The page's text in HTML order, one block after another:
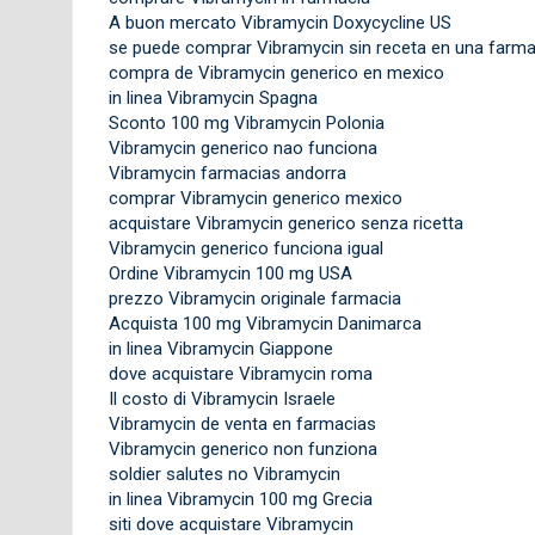
A buon mercato Vibramycin Doxycycline US
se puede comprar Vibramycin sin receta en una
compra de Vibramycin generico en mexico
in linea Vibramycin Spagna
Sconto 100 mg Vibramycin Polonia
Vibramycin generico nao funciona
Vibramycin farmacias andorra
comprar Vibramycin generico mexico
acquistare Vibramycin generico senza ricetta
Vibramycin generico funciona igual
Ordine Vibramycin 100 mg USA
prezzo Vibramycin originale farmacia
Acquista 100 mg Vibramycin Danimarca
in linea Vibramycin Giappone
dove acquistare Vibramycin roma
Il costo di Vibramycin Israele
Vibramycin de venta en farmacias
Vibramycin generico non funziona
soldier salutes no Vibramycin
in linea Vibramycin 100 mg Grecia
siti dove acquistare Vibramycin